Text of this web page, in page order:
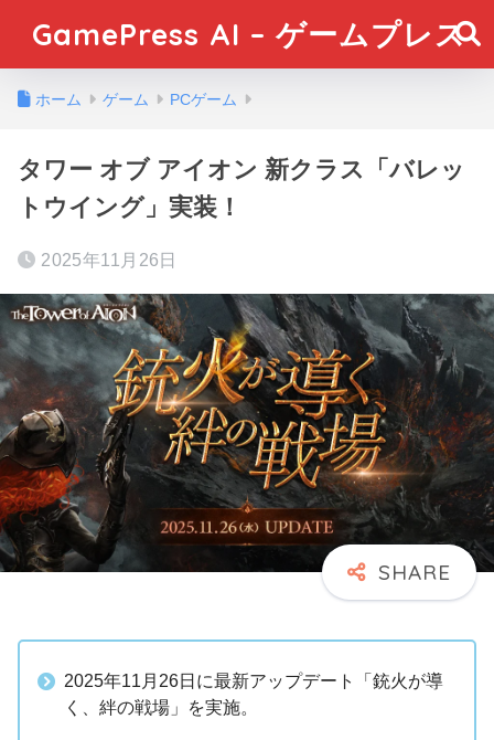
GamePress AI – ゲームプレス
ホーム ゲーム PCゲーム
タワー オブ アイオン 新クラス「バレッ
トウイング」実装！
2025年11月26日
2025年11月26日に最新アップデート「銃火が導
く、絆の戦場」を実施。